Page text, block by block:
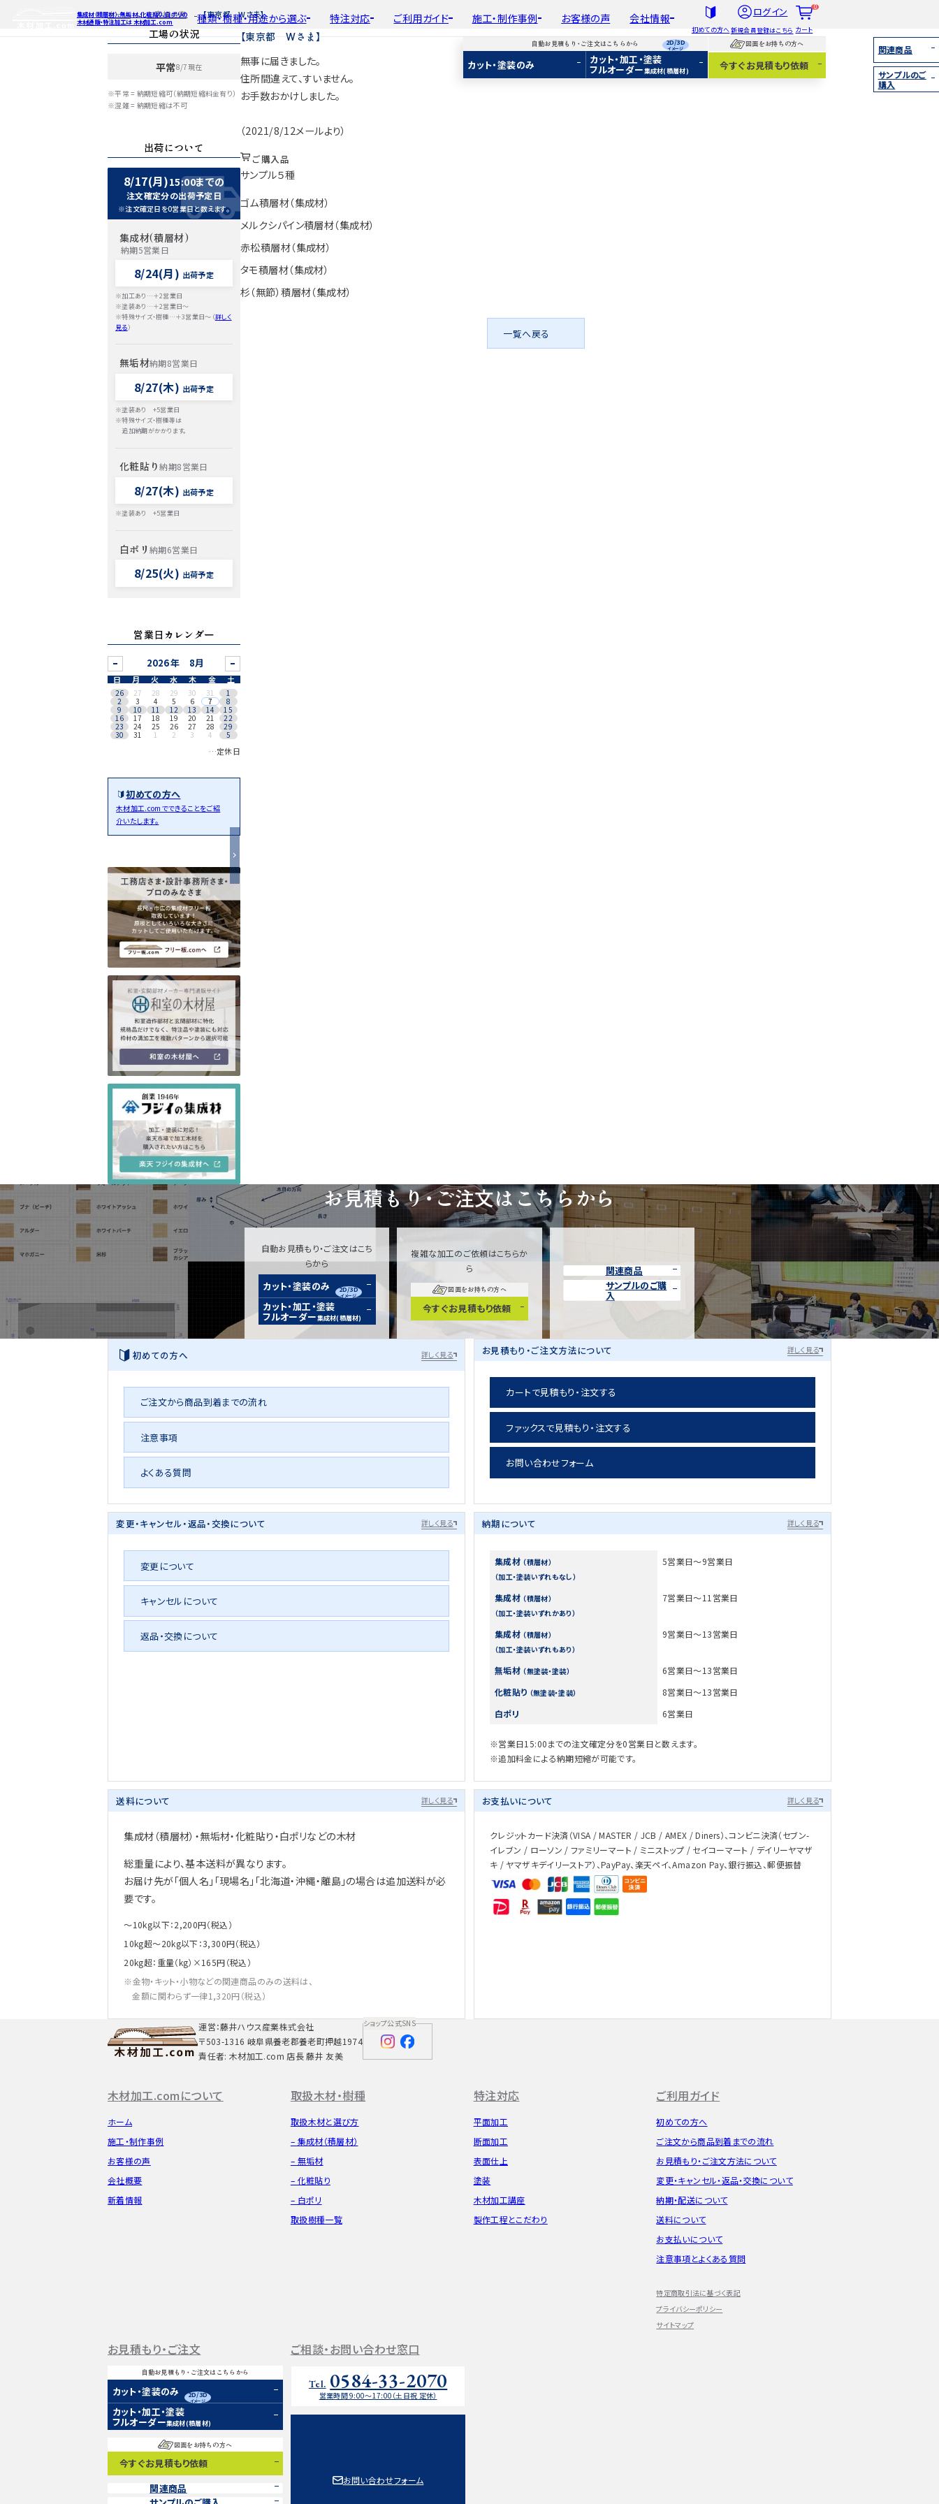
集成材（積層材）、無垢材、化粧貼り、白ポリの
木材通販・特注加工は 木材加工.com
種類・樹種・用途から選ぶ
種類・樹種・用途から選ぶ Choose by Type and Purpose
フルオーダー
2D/3D
イメージ
今すぐお見積もり依頼
関連商品
サンプルのご購入
種類から選ぶ
取扱木材と選び方
特注対応
特注対応Processing
自動お見積もり・ご注文はこちらから
カット・塗装のみ
カット・加工・塗装
フルオーダー集成材(積層材)
2D/3D
イメージ
図面をお持ちの方へ
今すぐお見積もり依頼
関連商品
ご利用ガイド
ご利用ガイドGuide
自動お見積もり・ご注文はこちらから
フルオーダー
2D/3D
イメージ
今すぐお見積もり依頼
関連商品
サンプルのご購入
初めての方へ
施工・制作事例
施工・制作事例 Production Example
工場製作事例
フォトコンテスト
お客様の声 会社情報
会社概要
初めての方へ
ログイン
新規会員登録はこちら カート
0
自動お見積もり・ご注文はこちらから
カット・塗装のみ カット・加工・塗装
フルオーダー集成材(積層材)
2D/3D
イメージ
図面をお持ちの方へ
今すぐお見積もり依頼
ホーム お客様の声 【東京都 Wさま】
関連商品
サンプルのご
購入
【東京都 Wさま】
無事に届きました。
住所間違えて、すいません。
お手数おかけしました。
（2021/8/12メールより）
ご購入品
サンプル５種
ゴム積層材（集成材）
メルクシパイン積層材（集成材）
赤松積層材（集成材）
タモ積層材（集成材）
杉（無節）積層材（集成材）
一覧へ戻る
工場の状況
平常8/7現在
※平常 = 納期短縮可（納期短縮料金有り）
※混雑 = 納期短縮は不可
出荷について
8/17(月)15:00までの
注文確定分の出荷予定日
※注文確定日を0営業日と数えます。
集成材(積層材)
納期5営業日
8/24(月) 出荷予定
※加工あり…＋2営業日
※塗装あり…＋2営業日～
※特殊サイズ・樹種…＋3営業日～（詳しく
見る）
無垢材納期8営業日
8/27(木) 出荷予定
※塗装あり +5営業日
※特殊サイズ・樹種等は
追加納期がかかります。
化粧貼り納期8営業日
8/27(木) 出荷予定
※塗装あり +5営業日
白ポリ納期6営業日
8/25(火) 出荷予定
営業日カレンダー
8月
日 月 火 水 木 金 土
26 27 28 29 30 31
1
2
3 4 5 6 7
8
9
10 11 12 13 14
15
16
17 18 19 20 21
22
23
24 25 26 27 28
29
30
31 1 2 3 4 5
…定休日
初めての方へ
木材加工.comでできることをご紹
介いたします。
お見積もり・ご注文はこちらから
自動お見積もり・ご注文はこち
らから
カット・塗装のみ
カット・加工・塗装
フルオーダー集成材(積層材)
2D/3D
イメージ
複雑な加工のご依頼はこちらか
ら
図面をお持ちの方へ
今すぐお見積もり依頼
関連商品
サンプルのご購
入
初めての方へ 詳しく見る
ご注文から商品到着までの流れ
注意事項
よくある質問
お見積もり・ご注文方法について 詳しく見る
カートで見積もり・注文する
ファックスで見積もり・注文する
お問い合わせフォーム
変更・キャンセル・返品・交換について 詳しく見る
変更について
キャンセルについて
返品・交換について
納期について 詳しく見る
集成材 （積層材）
（加工・塗装いずれもなし）
5営業日～9営業日
集成材 （積層材）
（加工・塗装いずれかあり）
7営業日～11営業日
集成材 （積層材）
（加工・塗装いずれもあり）
9営業日～13営業日
無垢材 （無塗装・塗装）
6営業日～13営業日
化粧貼り （無塗装・塗装）
8営業日～13営業日
白ポリ
6営業日
※営業日15:00までの注文確定分を0営業日と数えます。
※追加料金による納期短縮が可能です。
送料について 詳しく見る
集成材（積層材）・無垢材・化粧貼り・白ポリなどの木材
総重量により、基本送料が異なります。
お届け先が「個人名」「現場名」「北海道・沖縄・離島」の場合は追加送料が必
要です。
～10kg以下：2,200円（税込）
10kg超～20kg以下：3,300円（税込）
20kg超：重量（kg）×165円（税込）
金物・キット・小物などの関連商品のみの送料は、
金額に関わらず一律1,320円（税込）
お支払いについて 詳しく見る
クレジットカード決済（VISA / MASTER / JCB / AMEX / Diners）、コンビニ決済（セブン-
イレブン / ローソン / ファミリーマート / ミニストップ / セイコーマート / デイリーヤマザ
キ / ヤマザキデイリーストア）、PayPay、楽天ペイ、Amazon Pay、銀行振込、郵便振替
運営：藤井ハウス産業株式会社
〒503-1316 岐阜県養老郡養老町押越1974
責任者: 木材加工.com 店長 藤井 友美
ショップ公式SNS
木材加工.comについて
ホーム
施工・制作事例
お客様の声
会社概要
新着情報
取扱木材・樹種
取扱木材と選び方
– 集成材（積層材）
– 無垢材
– 化粧貼り
– 白ポリ
取扱樹種一覧
特注対応
平面加工
断面加工
表面仕上
塗装
木材加工講座
製作工程とこだわり
ご利用ガイド
初めての方へ
ご注文から商品到着までの流れ
お見積もり・ご注文方法について
変更・キャンセル・返品・交換について
納期・配送について
送料について
お支払いについて
注意事項とよくある質問
特定商取引法に基づく表記
プライバシーポリシー
サイトマップ
お見積もり・ご注文
自動お見積もり・ご注文はこちらから
カット・塗装のみ
カット・加工・塗装
フルオーダー集成材(積層材)
2D/3D
イメージ
図面をお持ちの方へ
今すぐお見積もり依頼
関連商品
ご相談・お問い合わせ窓口
Tel. 0584-33-2070
営業時間 9:00〜17:00（土日祝 定休）
お問い合わせフォーム